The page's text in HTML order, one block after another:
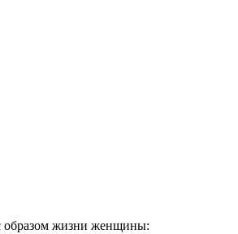
образом жизни женщины: